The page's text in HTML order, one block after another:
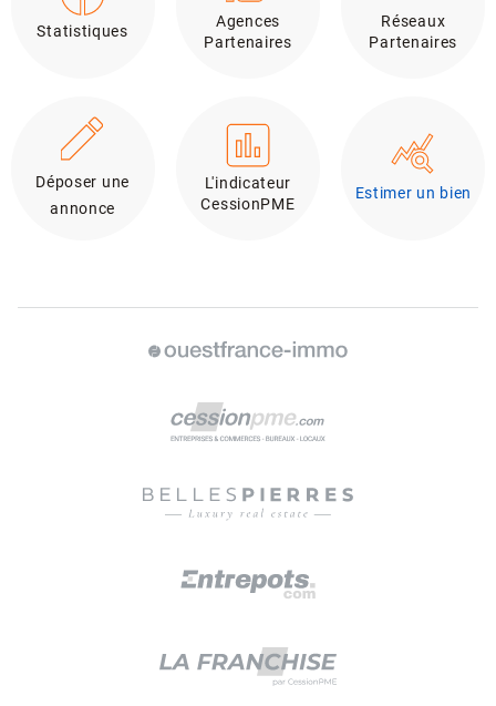
Statistiques
Agences
Partenaires
Réseaux
Partenaires
Déposer une
annonce
L'indicateur
CessionPME
Estimer un bien